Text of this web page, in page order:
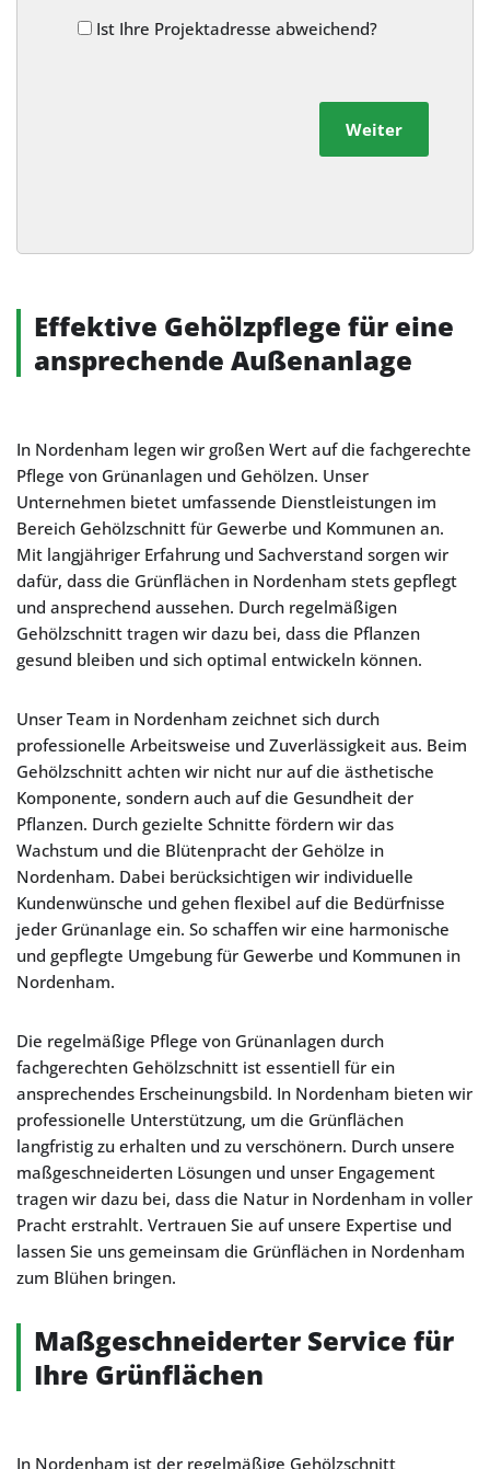
Ist Ihre Projektadresse abweichend?
Weiter
Alternative:
Effektive Gehölzpflege für eine
ansprechende Außenanlage
In Nordenham legen wir großen Wert auf die fachgerechte
Pflege von Grünanlagen und Gehölzen. Unser
Unternehmen bietet umfassende Dienstleistungen im
Bereich Gehölzschnitt für Gewerbe und Kommunen an.
Mit langjähriger Erfahrung und Sachverstand sorgen wir
dafür, dass die Grünflächen in Nordenham stets gepflegt
und ansprechend aussehen. Durch regelmäßigen
Gehölzschnitt tragen wir dazu bei, dass die Pflanzen
gesund bleiben und sich optimal entwickeln können.
Unser Team in Nordenham zeichnet sich durch
professionelle Arbeitsweise und Zuverlässigkeit aus. Beim
Gehölzschnitt achten wir nicht nur auf die ästhetische
Komponente, sondern auch auf die Gesundheit der
Pflanzen. Durch gezielte Schnitte fördern wir das
Wachstum und die Blütenpracht der Gehölze in
Nordenham. Dabei berücksichtigen wir individuelle
Kundenwünsche und gehen flexibel auf die Bedürfnisse
jeder Grünanlage ein. So schaffen wir eine harmonische
und gepflegte Umgebung für Gewerbe und Kommunen in
Nordenham.
Die regelmäßige Pflege von Grünanlagen durch
fachgerechten Gehölzschnitt ist essentiell für ein
ansprechendes Erscheinungsbild. In Nordenham bieten wir
professionelle Unterstützung, um die Grünflächen
langfristig zu erhalten und zu verschönern. Durch unsere
maßgeschneiderten Lösungen und unser Engagement
tragen wir dazu bei, dass die Natur in Nordenham in voller
Pracht erstrahlt. Vertrauen Sie auf unsere Expertise und
lassen Sie uns gemeinsam die Grünflächen in Nordenham
zum Blühen bringen.
Maßgeschneiderter Service für
Ihre Grünflächen
In Nordenham ist der regelmäßige Gehölzschnitt